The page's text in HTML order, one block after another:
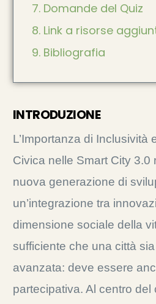
7. Domande del Quiz
8. Link a risorse
9. Bibliografia
INTRODUZIONE
L’Importanza di Inclusività
Civica nelle Smart City 3.0
nuova generazione di
un’integrazione tra
dimensione sociale della
sufficiente che una città
avanzata: deve essere
partecipativa. Al centro del